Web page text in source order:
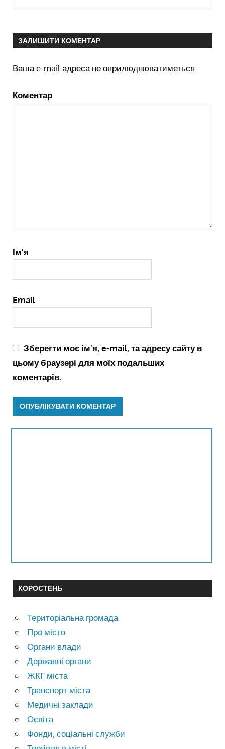
ЗАЛИШИТИ КОМЕНТАР
Ваша e-mail адреса не оприлюднюватиметься.
Коментар
Ім'я
Email
Зберегти моє ім'я, e-mail, та адресу сайту в
цьому браузері для моїх подальших
коментарів.
КОРОСТЕНЬ
Територіальна громада
Про місто
Органи влади
Державні органи
ЖКГ міста
Транспорт міста
Медичні заклади
Освіта
Фонди, соціальні служби